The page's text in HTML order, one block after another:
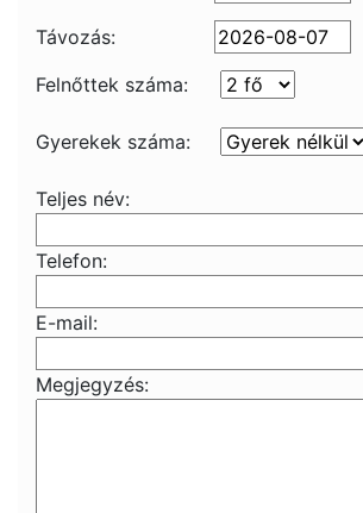
Távozás:
Felnőttek száma:
Gyerekek száma:
Teljes név:
Telefon:
E-mail:
Megjegyzés: